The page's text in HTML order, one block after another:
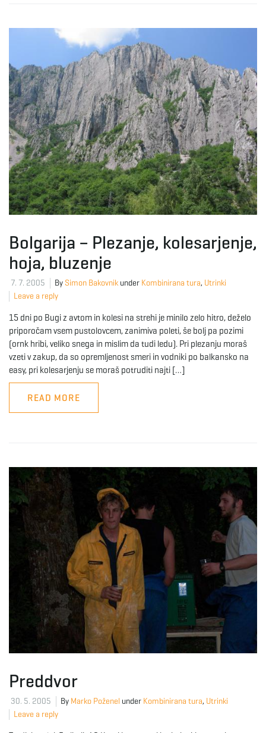
Bolgarija – Plezanje, kolesarjenje,
hoja, bluzenje
7. 7. 2005 By Simon Bakovnik under Kombinirana tura, Utrinki
Leave a reply
15 dni po Bugi z avtom in kolesi na strehi je minilo zelo hitro, deželo
priporočam vsem pustolovcem, zanimiva poleti, še bolj pa pozimi
(ornk hribi, veliko snega in mislim da tudi ledu). Pri plezanju moraš
vzeti v zakup, da so opremljenost smeri in vodniki po balkansko na
easy, pri kolesarjenju se moraš potruditi najti […]
READ MORE
Preddvor
30. 5. 2005 By Marko Poženel under Kombinirana tura, Utrinki
Leave a reply